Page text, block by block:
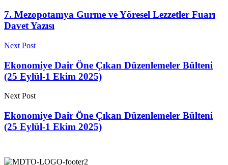
7. Mezopotamya Gurme ve Yöresel Lezzetler Fuarı
Davet Yazısı
Next Post
Ekonomiye Dair Öne Çıkan Düzenlemeler Bülteni
(25 Eylül-1 Ekim 2025)
Next Post
Ekonomiye Dair Öne Çıkan Düzenlemeler Bülteni
(25 Eylül-1 Ekim 2025)